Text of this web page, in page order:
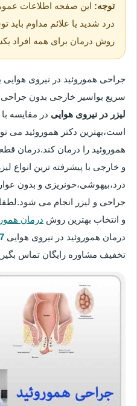
توجه: این صفحه اطلاعات
درد شدید یا علائم مداوم
روش درمان برای همه افراد
جراحی هموروئید در نیروی هوایی
سریع بواسیر خارجی بدون
لیزر در نیروی هوایی در مقایسه با
است،بهترین دکتر هموروئید می
هموروئید را درمان کند.درمان
و خارجی با پیشرفته ترین انواع
درد،بیهوشی،خونریزی و بدون
جراحی و لیزر انجام می
و انتخاب بهترین روش درمان
درمان هموروئید در نیروی هوایی
تخفیف مشاوره رایگان تماس